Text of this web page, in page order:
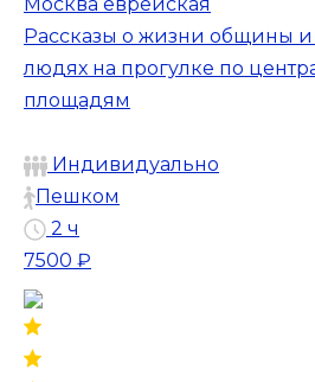
Рассказы о жизни общины
людях на прогулке по
площадям
Индивидуально
Пешком
2 ч
7500 ₽